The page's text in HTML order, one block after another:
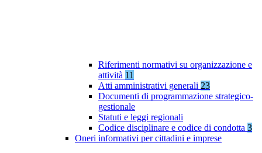
Riferimenti normativi su organizzazione e
attività 11
Atti amministrativi generali 23
Documenti di programmazione strategico-
gestionale
Statuti e leggi regionali
Codice disciplinare e codice di condotta 3
Oneri informativi per cittadini e imprese